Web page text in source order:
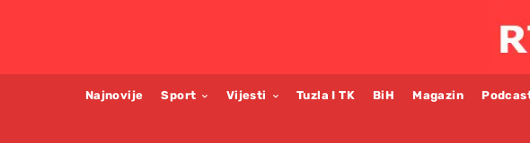
Najnovije Sport Vijesti Tuzla I TK BiH Magazin